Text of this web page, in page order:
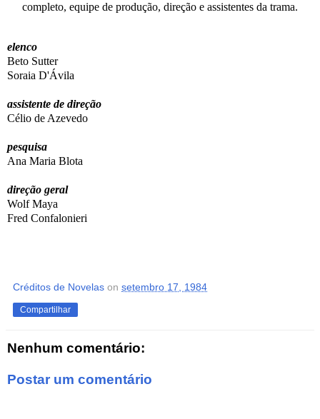
completo, equipe de produção, direção e assistentes da trama.
elenco
Beto Sutter
Soraia D'Ávila
assistente de direção
Célio de Azevedo
pesquisa
Ana Maria Blota
direção geral
Wolf Maya
Fred Confalonieri
Créditos de Novelas on setembro 17, 1984
Compartilhar
Nenhum comentário:
Postar um comentário